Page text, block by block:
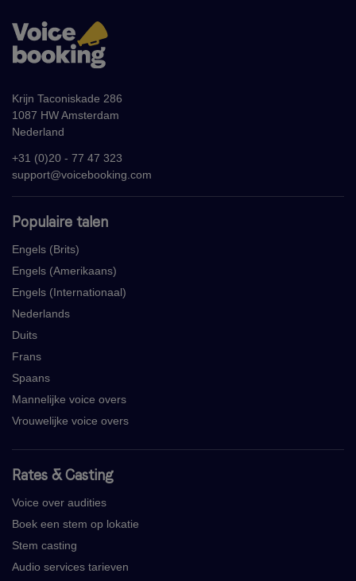
Populaire talen
Engels (Brits)
Engels (Amerikaans)
Engels (Internationaal)
Nederlands
Duits
Frans
Spaans
Mannelijke voice overs
Vrouwelijke voice overs
Rates & Casting
Voice over audities
Boek een stem op lokatie
Stem casting
Audio services tarieven
Krijn Taconiskade 286
1087 HW Amsterdam
Nederland
+31 (0)20 - 77 47 323
support@voicebooking.com